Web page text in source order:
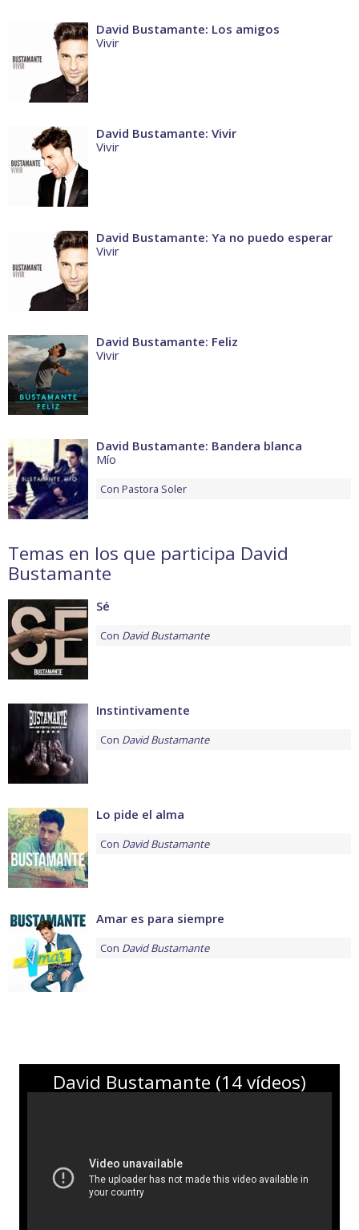
David Bustamante: Los amigos
Vivir
David Bustamante: Vivir
Vivir
David Bustamante: Ya no puedo esperar
Vivir
David Bustamante: Feliz
Vivir
David Bustamante: Bandera blanca
Mío
Con Pastora Soler
Temas en los que participa David
Bustamante
Sé
Con David Bustamante
Instintivamente
Con David Bustamante
Lo pide el alma
Con David Bustamante
Amar es para siempre
Con David Bustamante
David Bustamante (14 vídeos)